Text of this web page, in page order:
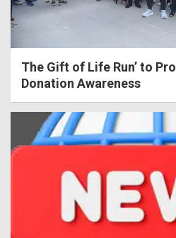
The Gift of Life Run’ to
Donation Awareness